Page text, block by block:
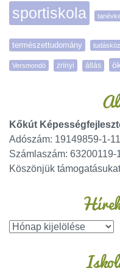
sportiskola
természettudomány
Versmondó zrínyi állás
Kőkút
Adószám: 19149859-1-11
Számlaszám: 63200119-
Köszönjük